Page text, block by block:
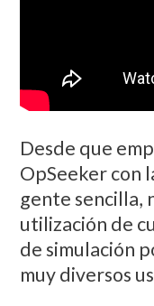
Desde que
OpSeeker con
gente sencilla,
utilización de
de simulación
muy diversos